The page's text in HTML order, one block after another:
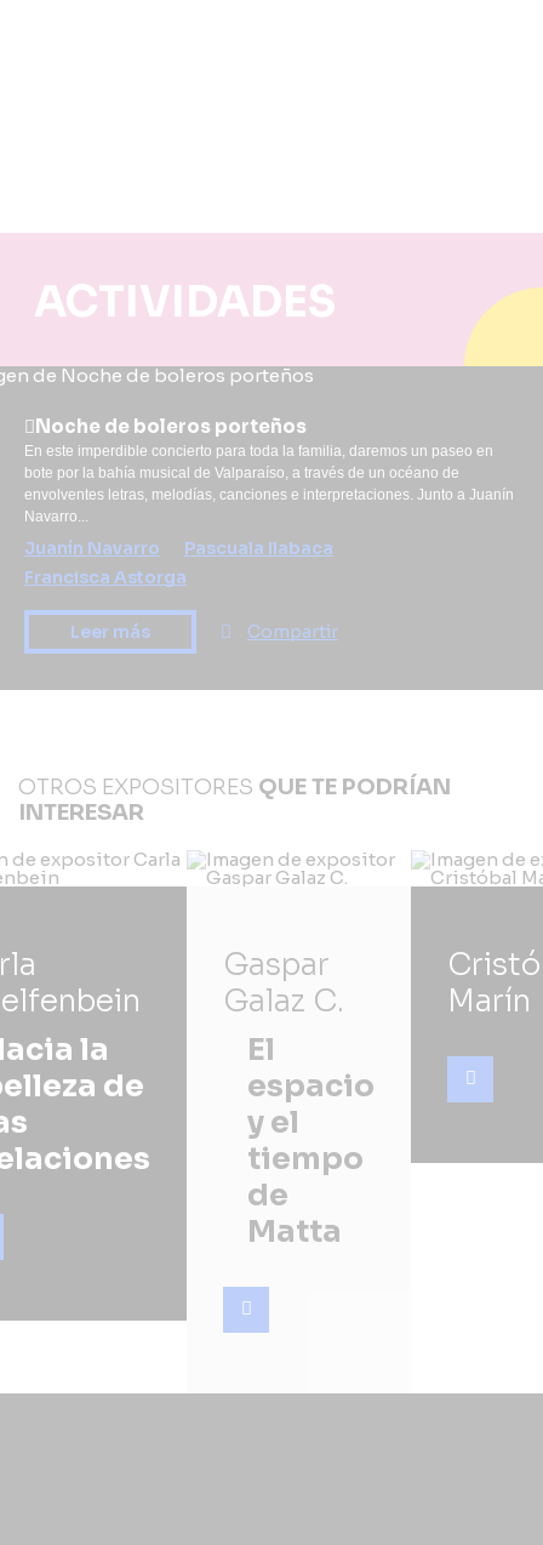
ACTIVIDADES
Noche de boleros porteños
En este imperdible concierto para toda la familia, daremos un paseo en
bote por la bahía musical de Valparaíso, a través de un océano de
envolventes letras, melodías, canciones e interpretaciones. Junto a Juanín
Navarro...
Juanín Navarro
Pascuala Ilabaca
Francisca Astorga
Leer más Compartir
OTROS EXPOSITORES QUE TE PODRÍAN
INTERESAR
la
de
Gaspar
Galaz C.
El
espacio
y el
tiempo
de
Matta
Marín